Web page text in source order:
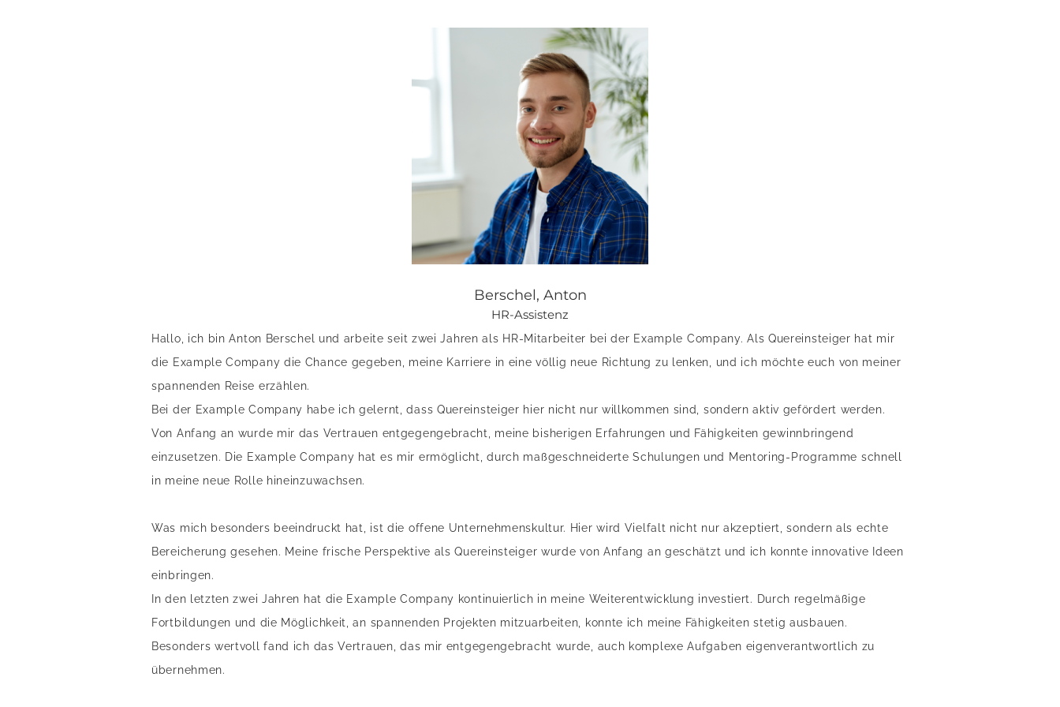
Berschel, Anton
HR-Assistenz
Hallo, ich bin Anton Berschel und arbeite seit zwei Jahren als HR-Mitarbeiter bei der Example Company. Als Quereinsteiger hat mir
die Example Company die Chance gegeben, meine Karriere in eine völlig neue Richtung zu lenken, und ich möchte euch von meiner
spannenden Reise erzählen.
Bei der Example Company habe ich gelernt, dass Quereinsteiger hier nicht nur willkommen sind, sondern aktiv gefördert werden.
Von Anfang an wurde mir das Vertrauen entgegengebracht, meine bisherigen Erfahrungen und Fähigkeiten gewinnbringend
einzusetzen. Die Example Company hat es mir ermöglicht, durch maßgeschneiderte Schulungen und Mentoring-Programme schnell
in meine neue Rolle hineinzuwachsen.
Was mich besonders beeindruckt hat, ist die offene Unternehmenskultur. Hier wird Vielfalt nicht nur akzeptiert, sondern als echte
Bereicherung gesehen. Meine frische Perspektive als Quereinsteiger wurde von Anfang an geschätzt und ich konnte innovative Ideen
einbringen.
In den letzten zwei Jahren hat die Example Company kontinuierlich in meine Weiterentwicklung investiert. Durch regelmäßige
Fortbildungen und die Möglichkeit, an spannenden Projekten mitzuarbeiten, konnte ich meine Fähigkeiten stetig ausbauen.
Besonders wertvoll fand ich das Vertrauen, das mir entgegengebracht wurde, auch komplexe Aufgaben eigenverantwortlich zu
übernehmen.